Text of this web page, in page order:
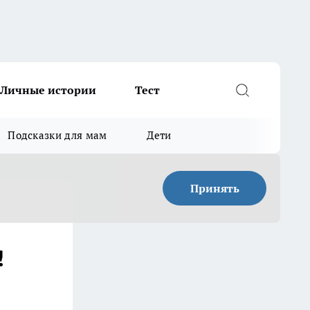
Личные истории Тест
Подсказки для мам Дети
Принять